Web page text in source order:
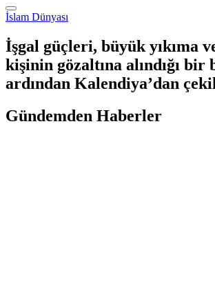
İslam Dünyası
İşgal güçleri, büyük yıkıma
kişinin gözaltına alındığı bir
ardından Kalendiya’dan
Gündemden Haberler